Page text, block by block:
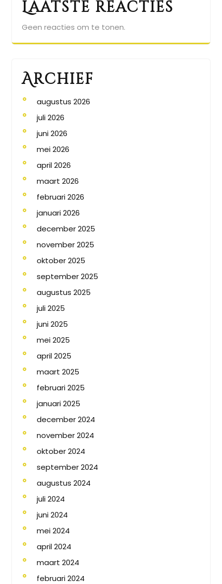
Laatste reacties
Geen reacties om te tonen.
Archief
augustus 2026
juli 2026
juni 2026
mei 2026
april 2026
maart 2026
februari 2026
januari 2026
december 2025
november 2025
oktober 2025
september 2025
augustus 2025
juli 2025
juni 2025
mei 2025
april 2025
maart 2025
februari 2025
januari 2025
december 2024
november 2024
oktober 2024
september 2024
augustus 2024
juli 2024
juni 2024
mei 2024
april 2024
maart 2024
februari 2024